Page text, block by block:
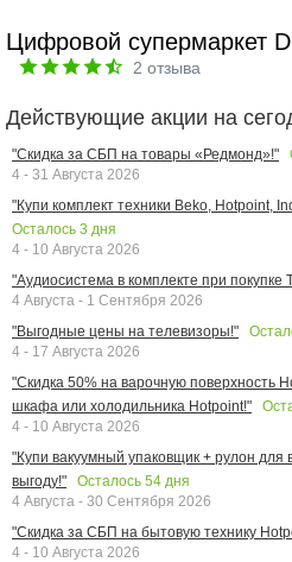
Цифровой супермаркет
2 отзыва
Действующие акции на
"Скидка за СБП на товары «Редмонд»!"
4 - 31 Августа 2026
"Купи комплект техники Beko, Hotpoint,
Осталось 3 дня
4 - 10 Августа 2026
"Аудиосистема в комплекте при покупке
4 Августа - 1 Сентября 2026
"Выгодные цены на телевизоры!"
4 - 17 Августа 2026
"Скидка 50% на варочную поверхность
шкафа или холодильника Hotpoint!"
4 - 10 Августа 2026
"Купи вакуумный упаковщик + рулон для
выгоду!"
Осталось 54 дня
4 Августа - 30 Сентября 2026
"Скидка за СБП на бытовую технику
4 - 10 Августа 2026